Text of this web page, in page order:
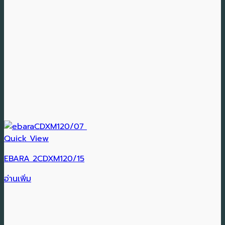
Quick View
EBARA 2CDXM120/15
อ่านเพิ่ม